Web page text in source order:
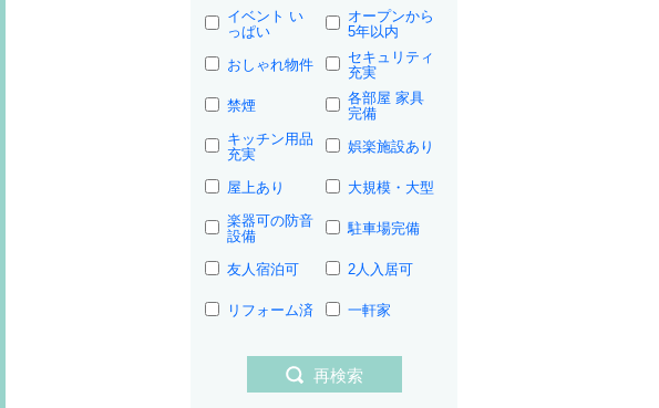
イベント い
っぱい
オープンから
5年以内
おしゃれ物件
セキュリティ
充実
禁煙
各部屋 家具
完備
キッチン用品
充実
娯楽施設あり
屋上あり
大規模・大型
楽器可の防音
設備
駐車場完備
友人宿泊可 2人入居可
リフォーム済 一軒家
再検索